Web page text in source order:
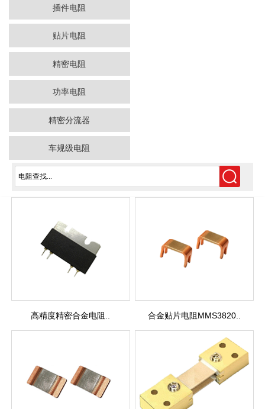
插件电阻
贴片电阻
精密电阻
功率电阻
精密分流器
车规级电阻
高精度精密合金电阻.. 合金贴片电阻MMS3820..